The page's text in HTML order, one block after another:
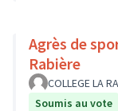
Agrès de
Rabière
COLLEGE LA
Soumis au vote